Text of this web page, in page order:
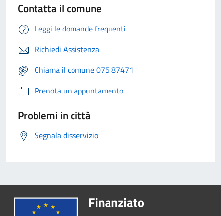
Contatta il comune
Leggi le domande frequenti
Richiedi Assistenza
Chiama il comune 075 87471
Prenota un appuntamento
Problemi in città
Segnala disservizio